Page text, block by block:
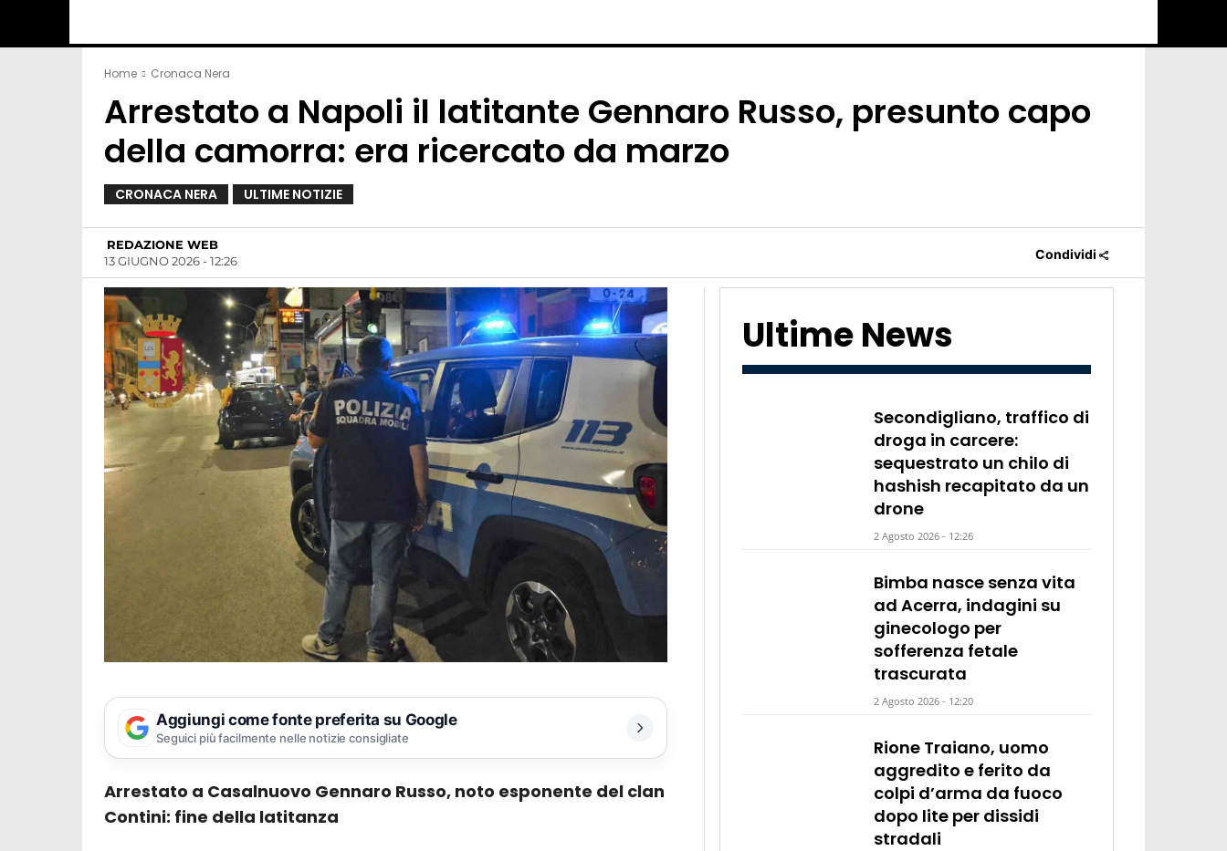
Home Cronaca Nera
Arrestato a Napoli il latitante Gennaro Russo, presunto capo
della camorra: era ricercato da marzo
CRONACA NERA ULTIME NOTIZIE
REDAZIONE WEB
13 GIUGNO 2026 - 12:26
Condividi
Ultime News
Secondigliano, traffico di
droga in carcere:
sequestrato un chilo di
hashish recapitato da un
drone
2 Agosto 2026 - 12:26
Bimba nasce senza vita
ad Acerra, indagini su
ginecologo per
sofferenza fetale
trascurata
2 Agosto 2026 - 12:20
Rione Traiano, uomo
aggredito e ferito da
colpi d’arma da fuoco
dopo lite per dissidi
stradali
Aggiungi come fonte preferita su Google
Seguici più facilmente nelle notizie consigliate
Arrestato a Casalnuovo Gennaro Russo, noto esponente del clan
Contini: fine della latitanza